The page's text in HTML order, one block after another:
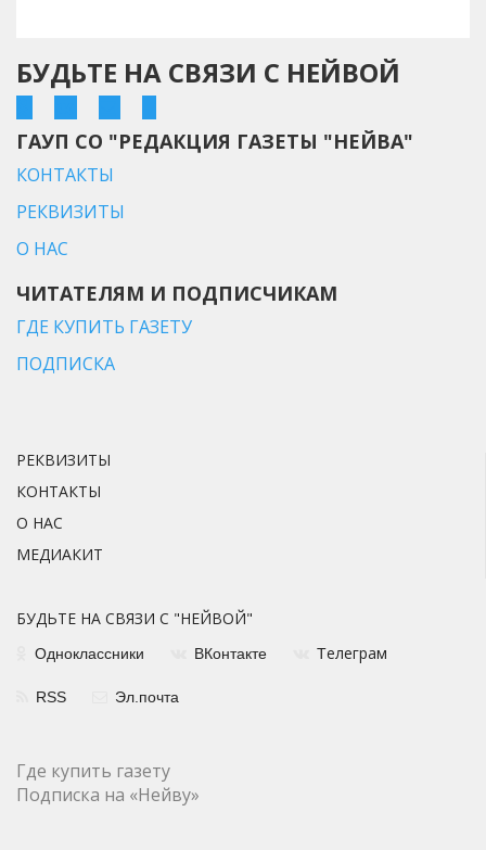
БУДЬТЕ НА СВЯЗИ С НЕЙВОЙ
ГАУП СО "РЕДАКЦИЯ ГАЗЕТЫ "НЕЙВА"
КОНТАКТЫ
РЕКВИЗИТЫ
О НАС
ЧИТАТЕЛЯМ И ПОДПИСЧИКАМ
ГДЕ КУПИТЬ ГАЗЕТУ
ПОДПИСКА
РЕКВИЗИТЫ
КОНТАКТЫ
О НАС
МЕДИАКИТ
БУДЬТЕ НА СВЯЗИ С "НЕЙВОЙ"
Одноклассники ВКонтакте Телеграм
RSS Эл.почта
Где купить газету
Подписка на «Нейву»